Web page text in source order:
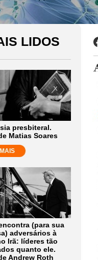
LIDOS
presbiteral.
Matias Soares
(para sua
adversários à
Irã: líderes tão
quanto ele.
Andrew Roth